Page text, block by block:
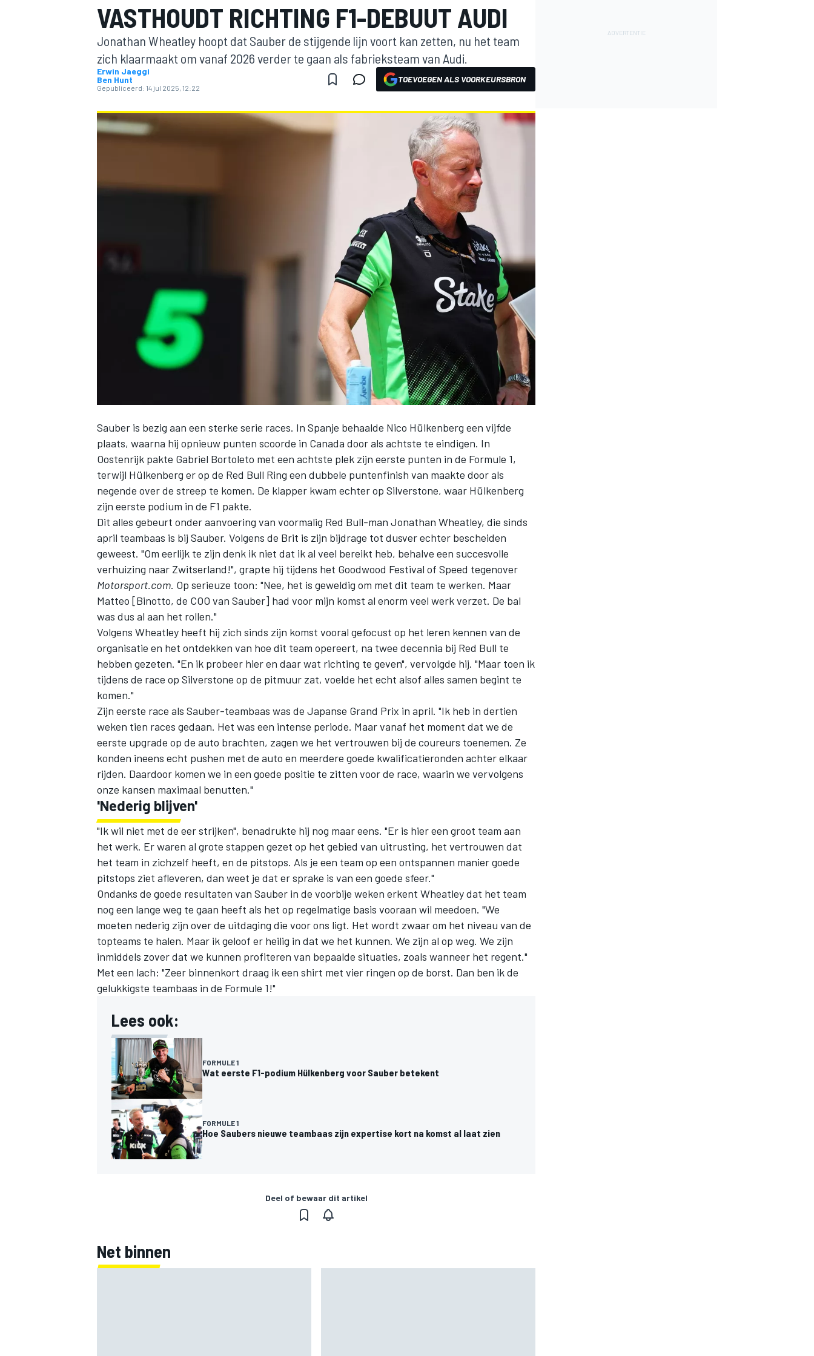
MOTOGP
WEC DTM
VASTHOUDT RICHTING F1-DEBUUT AUDI
Jonathan Wheatley hoopt dat Sauber de stijgende lijn voort kan zetten, nu het team
zich klaarmaakt om vanaf 2026 verder te gaan als fabrieksteam van Audi.
Erwin Jaeggi
Ben Hunt
Gepubliceerd: 14 jul 2025, 12:22
TOEVOEGEN ALS VOORKEURSBRON
Sauber is bezig aan een sterke serie races. In Spanje behaalde Nico Hülkenberg een vijfde
plaats, waarna hij opnieuw punten scoorde in Canada door als achtste te eindigen. In
Oostenrijk pakte Gabriel Bortoleto met een achtste plek zijn eerste punten in de Formule 1,
terwijl Hülkenberg er op de Red Bull Ring een dubbele puntenfinish van maakte door als
negende over de streep te komen. De klapper kwam echter op Silverstone, waar Hülkenberg
zijn eerste podium in de F1 pakte.
Dit alles gebeurt onder aanvoering van voormalig Red Bull-man Jonathan Wheatley, die sinds
april teambaas is bij Sauber. Volgens de Brit is zijn bijdrage tot dusver echter bescheiden
geweest. "Om eerlijk te zijn denk ik niet dat ik al veel bereikt heb, behalve een succesvolle
verhuizing naar Zwitserland!", grapte hij tijdens het Goodwood Festival of Speed tegenover
Motorsport.com. Op serieuze toon: "Nee, het is geweldig om met dit team te werken. Maar
Matteo [Binotto, de COO van Sauber] had voor mijn komst al enorm veel werk verzet. De bal
was dus al aan het rollen."
Volgens Wheatley heeft hij zich sinds zijn komst vooral gefocust op het leren kennen van de
organisatie en het ontdekken van hoe dit team opereert, na twee decennia bij Red Bull te
hebben gezeten. "En ik probeer hier en daar wat richting te geven", vervolgde hij. "Maar toen ik
tijdens de race op Silverstone op de pitmuur zat, voelde het echt alsof alles samen begint te
komen."
Zijn eerste race als Sauber-teambaas was de Japanse Grand Prix in april. "Ik heb in dertien
weken tien races gedaan. Het was een intense periode. Maar vanaf het moment dat we de
eerste upgrade op de auto brachten, zagen we het vertrouwen bij de coureurs toenemen. Ze
konden ineens echt pushen met de auto en meerdere goede kwalificatieronden achter elkaar
rijden. Daardoor komen we in een goede positie te zitten voor de race, waarin we vervolgens
onze kansen maximaal benutten."
'Nederig blijven'
"Ik wil niet met de eer strijken", benadrukte hij nog maar eens. "Er is hier een groot team aan
het werk. Er waren al grote stappen gezet op het gebied van uitrusting, het vertrouwen dat
het team in zichzelf heeft, en de pitstops. Als je een team op een ontspannen manier goede
pitstops ziet afleveren, dan weet je dat er sprake is van een goede sfeer."
Ondanks de goede resultaten van Sauber in de voorbije weken erkent Wheatley dat het team
nog een lange weg te gaan heeft als het op regelmatige basis vooraan wil meedoen. "We
moeten nederig zijn over de uitdaging die voor ons ligt. Het wordt zwaar om het niveau van de
topteams te halen. Maar ik geloof er heilig in dat we het kunnen. We zijn al op weg. We zijn
inmiddels zover dat we kunnen profiteren van bepaalde situaties, zoals wanneer het regent."
Met een lach: "Zeer binnenkort draag ik een shirt met vier ringen op de borst. Dan ben ik de
gelukkigste teambaas in de Formule 1!"
Lees ook:
FORMULE 1
Wat eerste F1-podium Hülkenberg voor Sauber betekent
FORMULE 1
Hoe Saubers nieuwe teambaas zijn expertise kort na komst al laat zien
Deel of bewaar dit artikel
Net binnen